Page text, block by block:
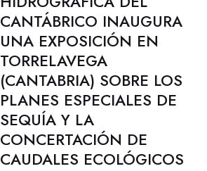
CANTÁBRICO INAUGURA
UNA EXPOSICIÓN EN
TORRELAVEGA
(CANTABRIA) SOBRE LOS
PLANES ESPECIALES DE
SEQUÍA Y LA
CONCERTACIÓN DE
CAUDALES ECOLÓGICOS